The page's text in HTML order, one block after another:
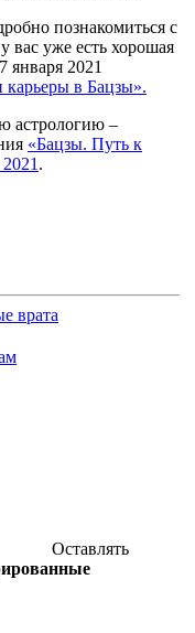
познакомиться с
вас уже есть хорошая
января 2021
карьеры в Бацзы».
астрологию –
«Бацзы. Путь к
.
врата
Оставлять